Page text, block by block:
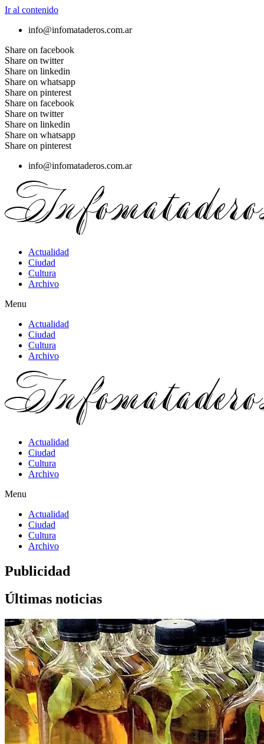
Ir al contenido
info@infomataderos.com.ar
Share on facebook
Share on twitter
Share on linkedin
Share on whatsapp
Share on pinterest
Share on facebook
Share on twitter
Share on linkedin
Share on whatsapp
Share on pinterest
info@infomataderos.com.ar
Actualidad
Ciudad
Cultura
Archivo
Menu
Actualidad
Ciudad
Cultura
Archivo
Actualidad
Ciudad
Cultura
Archivo
Menu
Actualidad
Ciudad
Cultura
Archivo
Publicidad
Últimas noticias